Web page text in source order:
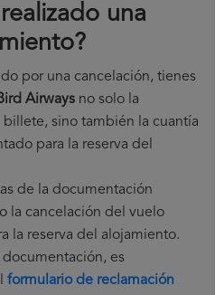
una
por una cancelación, tienes
Airways no solo la
sino también la cuantía
para la reserva del
de la documentación
la cancelación del vuelo
la reserva del alojamiento.
es
formulario de reclamación